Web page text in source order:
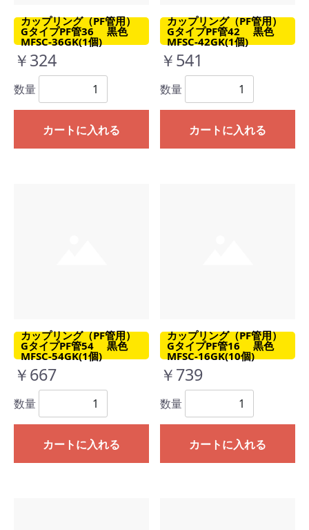
カップリング（PF管用）
GタイプPF管36 黒色
MFSC-36GK(1個)
￥324
数量
カートに入れる
カップリング（PF管用）
GタイプPF管42 黒色
MFSC-42GK(1個)
￥541
数量
カートに入れる
カップリング（PF管用）
GタイプPF管54 黒色
MFSC-54GK(1個)
￥667
数量
カートに入れる
カップリング（PF管用）
GタイプPF管16 黒色
MFSC-16GK(10個)
￥739
数量
カートに入れる